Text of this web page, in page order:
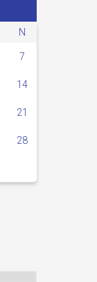
N
7
14
21
28